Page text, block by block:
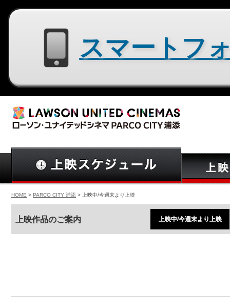
HOME > PARCO CITY 浦添 > 上映中/今週末より上映
上映作品のご案内 上映中/今週末より上映